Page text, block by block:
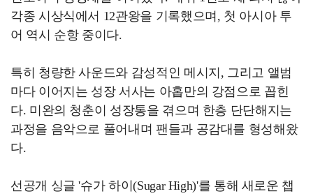
각종 시상식에서 12관왕을 기록했으며, 첫 아시아 투
어 역시 순항 중이다.
특히 청량한 사운드와 감성적인 메시지, 그리고 앨범
마다 이어지는 성장 서사는 아홉만의 강점으로 꼽힌
다. 미완의 청춘이 성장통을 겪으며 한층 단단해지는
과정을 음악으로 풀어내며 팬들과 공감대를 형성해왔
다.
선공개 싱글 '슈가 하이(Sugar High)'를 통해 새로운 챕